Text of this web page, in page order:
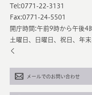
Tel:0771-22-3131
Fax:0771-24-5501
開庁時間:午前9時から午後4
土曜日、日曜日、祝日、年
く
メールでのお問い合わせ